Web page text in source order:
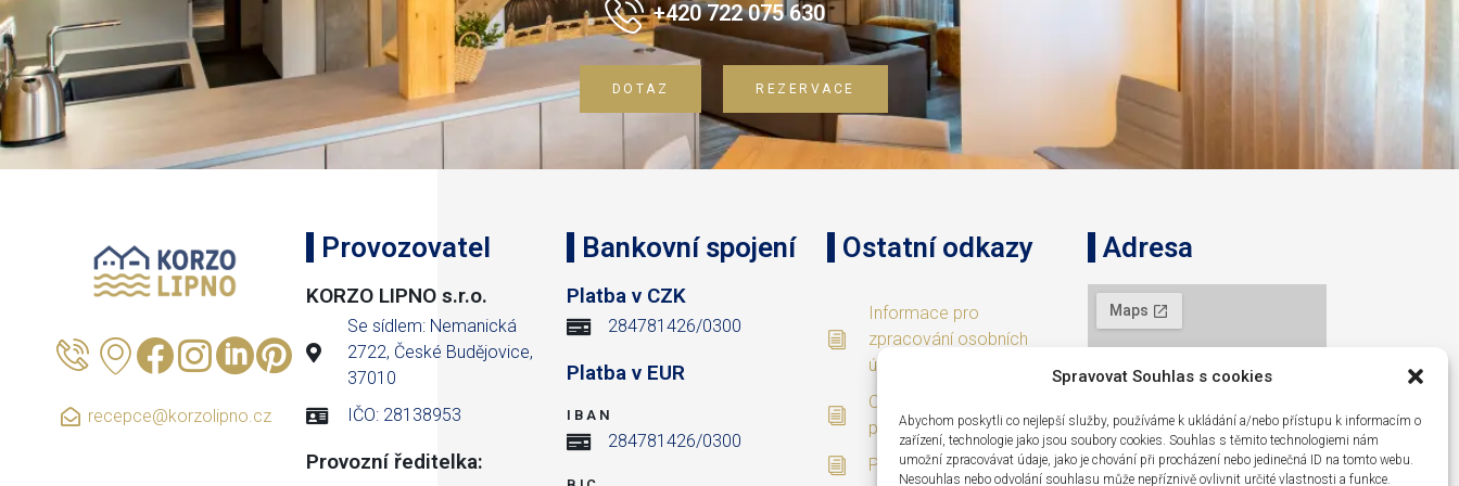
Spravovat Souhlas s cookies
Abychom poskytli co nejlepší služby, používáme k ukládání a/nebo přístupu k informacím o
zařízení, technologie jako jsou soubory cookies. Souhlas s těmito technologiemi nám
umožní zpracovávat údaje, jako je chování při procházení nebo jedinečná ID na tomto webu.
Nesouhlas nebo odvolání souhlasu může nepříznivě ovlivnit určité vlastnosti a funkce.
+420 722 075 630
DOTAZ REZERVACE
recepce@korzolipno.cz
Provozovatel
KORZO LIPNO s.r.o.
Se sídlem: Nemanická
2722, České Budějovice,
37010
IČO: 28138953
Provozní ředitelka:
Bankovní spojení
Platba v CZK
284781426/0300
Platba v EUR
IBAN
284781426/0300
Ostatní odkazy
Informace pro
zpracování osobních
údajů
Obchodní a storno
podmínky
Provozní řád garáží
Adresa